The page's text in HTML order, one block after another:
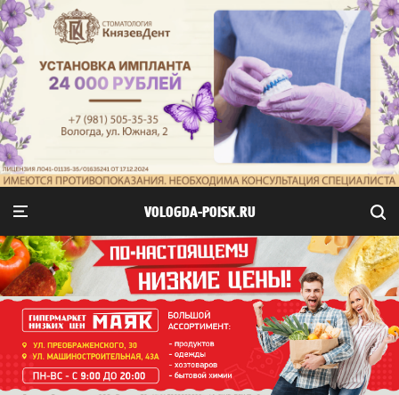
VOLOGDA-POISK.RU